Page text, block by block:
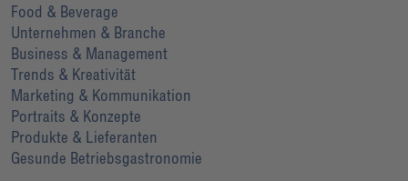
Food & Beverage
Unternehmen & Branche
Business & Management
Trends & Kreativität
Marketing & Kommunikation
Portraits & Konzepte
Produkte & Lieferanten
Gesunde Betriebsgastronomie